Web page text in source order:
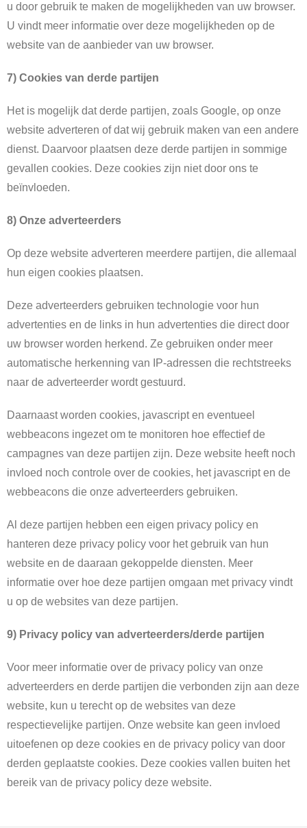
u door gebruik te maken de mogelijkheden van uw browser.
U vindt meer informatie over deze mogelijkheden op de
website van de aanbieder van uw browser.
7) Cookies van derde partijen
Het is mogelijk dat derde partijen, zoals Google, op onze
website adverteren of dat wij gebruik maken van een andere
dienst. Daarvoor plaatsen deze derde partijen in sommige
gevallen cookies. Deze cookies zijn niet door ons te
beïnvloeden.
8) Onze adverteerders
Op deze website adverteren meerdere partijen, die allemaal
hun eigen cookies plaatsen.
Deze adverteerders gebruiken technologie voor hun
advertenties en de links in hun advertenties die direct door
uw browser worden herkend. Ze gebruiken onder meer
automatische herkenning van IP-adressen die rechtstreeks
naar de adverteerder wordt gestuurd.
Daarnaast worden cookies, javascript en eventueel
webbeacons ingezet om te monitoren hoe effectief de
campagnes van deze partijen zijn. Deze website heeft noch
invloed noch controle over de cookies, het javascript en de
webbeacons die onze adverteerders gebruiken.
Al deze partijen hebben een eigen privacy policy en
hanteren deze privacy policy voor het gebruik van hun
website en de daaraan gekoppelde diensten. Meer
informatie over hoe deze partijen omgaan met privacy vindt
u op de websites van deze partijen.
9) Privacy policy van adverteerders/derde partijen
Voor meer informatie over de privacy policy van onze
adverteerders en derde partijen die verbonden zijn aan deze
website, kun u terecht op de websites van deze
respectievelijke partijen. Onze website kan geen invloed
uitoefenen op deze cookies en de privacy policy van door
derden geplaatste cookies. Deze cookies vallen buiten het
bereik van de privacy policy deze website.